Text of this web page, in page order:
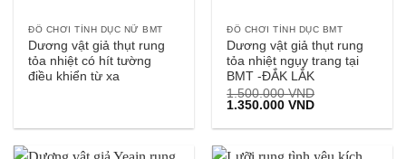
ĐỒ CHƠI TÌNH DỤC NỮ BMT
Dương vật giả thụt rung
tỏa nhiệt có hít tường
điều khiển từ xa
ĐỒ CHƠI TÌNH DỤC BMT
Dương vật giả thụt rung
tỏa nhiệt ngụy trang tại
BMT -ĐẮK LẮK
1.500.000VND
Giá
là:
1.350.000VNDGiá
tại
1.350.000 VND.